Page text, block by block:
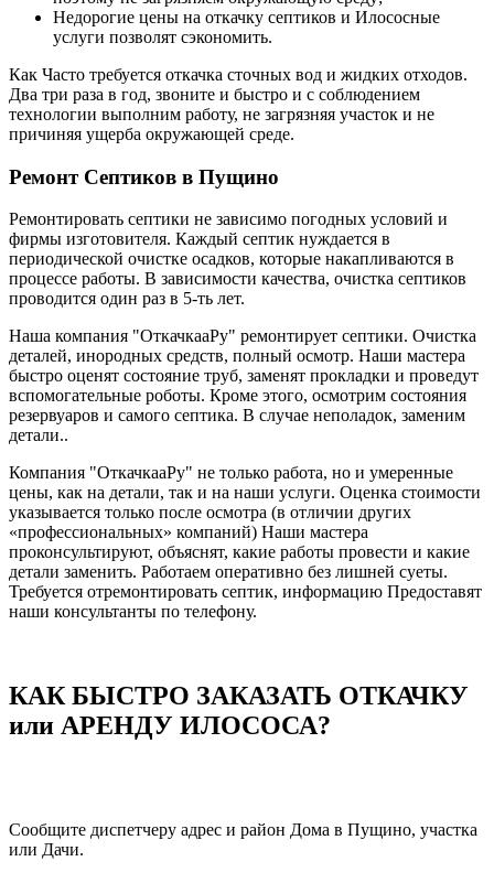
Недорогие цены на откачку септиков и Илососные
услуги позволят сэкономить.
Как Часто требуется откачка сточных вод и жидких отходов.
Два три раза в год, звоните и быстро и с соблюдением
технологии выполним работу, не загрязняя участок и не
причиняя ущерба окружающей среде.
Ремонт Септиков в Пущино
Ремонтировать септики не зависимо погодных условий и
фирмы изготовителя. Каждый септик нуждается в
периодической очистке осадков, которые накапливаются в
процессе работы. В зависимости качества, очистка септиков
проводится один раз в 5-ть лет.
Наша компания "ОткачкааРу" ремонтирует септики. Очистка
деталей, инородных средств, полный осмотр. Наши мастера
быстро оценят состояние труб, заменят прокладки и проведут
вспомогательные роботы. Кроме этого, осмотрим состояния
резервуаров и самого септика. В случае неполадок, заменим
детали..
Компания "ОткачкааРу" не только работа, но и умеренные
цены, как на детали, так и на наши услуги. Оценка стоимости
указывается только после осмотра (в отличии других
«профессиональных» компаний) Наши мастера
проконсультируют, объяснят, какие работы провести и какие
детали заменить. Работаем оперативно без лишней суеты.
Требуется отремонтировать септик, информацию Предоставят
наши консультанты по телефону.
КАК БЫСТРО ЗАКАЗАТЬ ОТКАЧКУ
или АРЕНДУ ИЛОСОСА?
Сообщите диспетчеру адрес и район Дома в Пущино, участка
или Дачи.